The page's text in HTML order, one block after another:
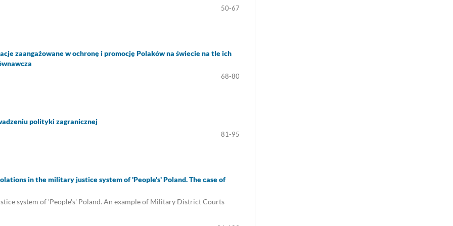
50-67
zaangażowane w ochronę i promocję Polaków na świecie na tle ich
68-80
polityki zagranicznej
81-95
in the military justice system of 'People's' Poland. The case of
system of 'People's' Poland. An example of Military District Courts